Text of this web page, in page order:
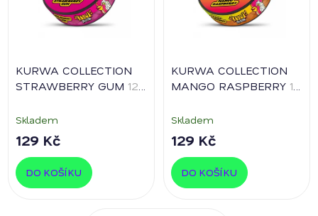
KURWA COLLECTION
STRAWBERRY GUM 12
Skladem
129 Kč
DO KOŠÍKU
KURWA COLLECTION
MANGO RASPBERRY 12
Skladem
129 Kč
DO KOŠÍKU